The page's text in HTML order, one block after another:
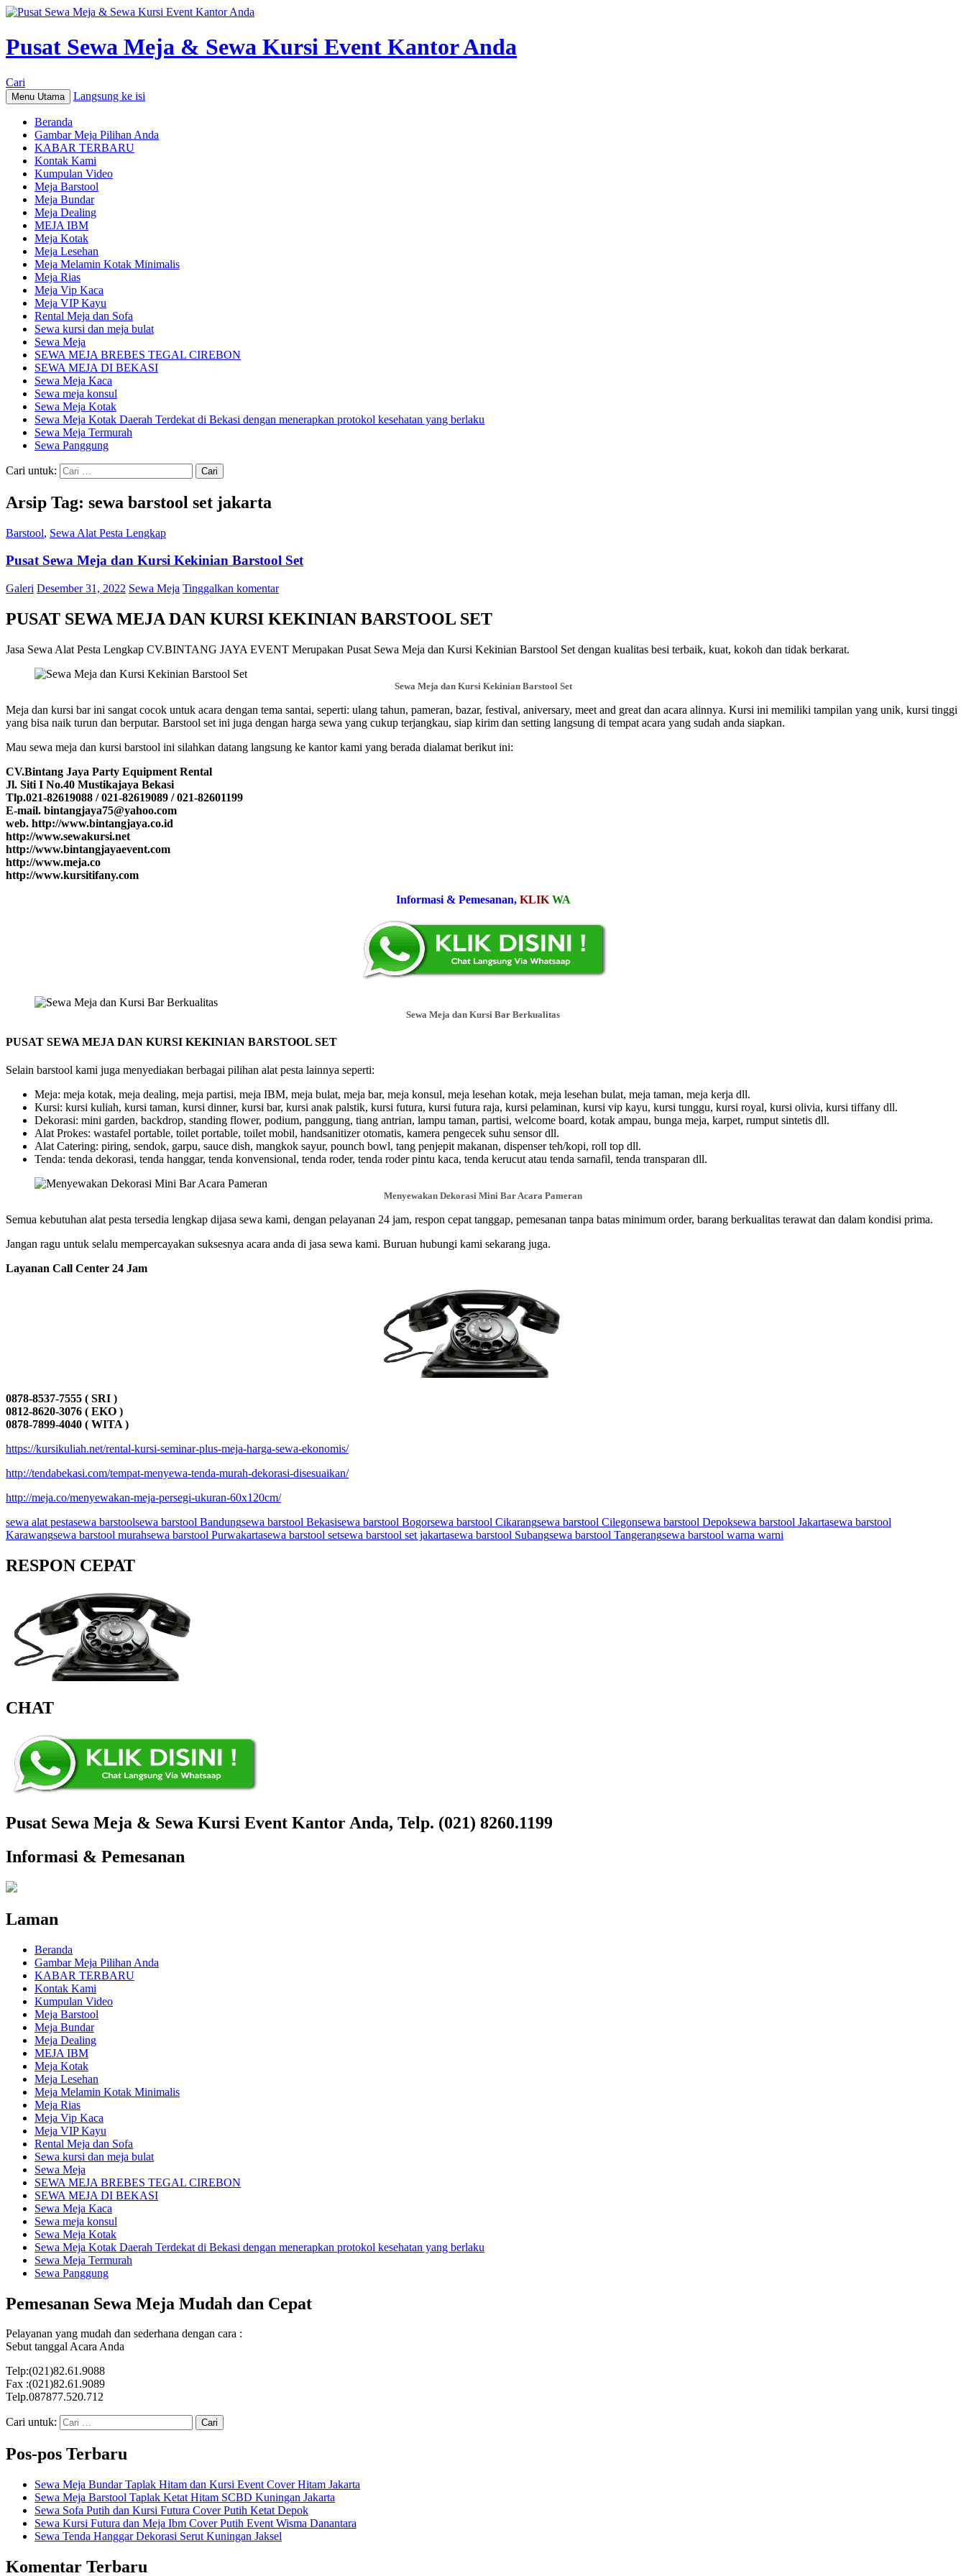
Pusat Sewa Meja & Sewa Kursi Event Kantor Anda
Cari
Menu Utama Langsung ke isi
Beranda
Gambar Meja Pilihan Anda
KABAR TERBARU
Kontak Kami
Kumpulan Video
Meja Barstool
Meja Bundar
Meja Dealing
MEJA IBM
Meja Kotak
Meja Lesehan
Meja Melamin Kotak Minimalis
Meja Rias
Meja Vip Kaca
Meja VIP Kayu
Rental Meja dan Sofa
Sewa kursi dan meja bulat
Sewa Meja
SEWA MEJA BREBES TEGAL CIREBON
SEWA MEJA DI BEKASI
Sewa Meja Kaca
Sewa meja konsul
Sewa Meja Kotak
Sewa Meja Kotak Daerah Terdekat di Bekasi dengan menerapkan protokol kesehatan yang berlaku
Sewa Meja Termurah
Sewa Panggung
Cari untuk:
Arsip Tag: sewa barstool set jakarta
Barstool, Sewa Alat Pesta Lengkap
Pusat Sewa Meja dan Kursi Kekinian Barstool Set
Galeri Desember 31, 2022 Sewa Meja Tinggalkan komentar
PUSAT SEWA MEJA DAN KURSI KEKINIAN BARSTOOL SET
Jasa Sewa Alat Pesta Lengkap CV.BINTANG JAYA EVENT Merupakan Pusat Sewa Meja dan Kursi Kekinian Barstool Set dengan kualitas besi terbaik, kuat, kokoh dan tidak berkarat.
Sewa Meja dan Kursi Kekinian Barstool Set
Meja dan kursi bar ini sangat cocok untuk acara dengan tema santai, seperti: ulang tahun, pameran, bazar, festival, aniversary, meet and great dan acara alinnya. Kursi ini memiliki tampilan yang unik, kursi tinggi
yang bisa naik turun dan berputar. Barstool set ini juga dengan harga sewa yang cukup terjangkau, siap kirim dan setting langsung di tempat acara yang sudah anda siapkan.
Mau sewa meja dan kursi barstool ini silahkan datang langsung ke kantor kami yang berada dialamat berikut ini:
CV.Bintang Jaya Party Equipment Rental
Jl. Siti I No.40 Mustikajaya Bekasi
Tlp.021-82619088 / 021-82619089 / 021-82601199
E-mail. bintangjaya75@yahoo.com
web. http://www.bintangjaya.co.id
http://www.sewakursi.net
http://www.bintangjayaevent.com
http://www.meja.co
http://www.kursitifany.com
Informasi & Pemesanan, KLIK WA
Sewa Meja dan Kursi Bar Berkualitas
PUSAT SEWA MEJA DAN KURSI KEKINIAN BARSTOOL SET
Selain barstool kami juga menyediakan berbagai pilihan alat pesta lainnya seperti:
Meja: meja kotak, meja dealing, meja partisi, meja IBM, meja bulat, meja bar, meja konsul, meja lesehan kotak, meja lesehan bulat, meja taman, meja kerja dll.
Kursi: kursi kuliah, kursi taman, kursi dinner, kursi bar, kursi anak palstik, kursi futura, kursi futura raja, kursi pelaminan, kursi vip kayu, kursi tunggu, kursi royal, kursi olivia, kursi tiffany dll.
Dekorasi: mini garden, backdrop, standing flower, podium, panggung, tiang antrian, lampu taman, partisi, welcome board, kotak ampau, bunga meja, karpet, rumput sintetis dll.
Alat Prokes: wastafel portable, toilet portable, toilet mobil, handsanitizer otomatis, kamera pengecek suhu sensor dll.
Alat Catering: piring, sendok, garpu, sauce dish, mangkok sayur, pounch bowl, tang penjepit makanan, dispenser teh/kopi, roll top dll.
Tenda: tenda dekorasi, tenda hanggar, tenda konvensional, tenda roder, tenda roder pintu kaca, tenda kerucut atau tenda sarnafil, tenda transparan dll.
Menyewakan Dekorasi Mini Bar Acara Pameran
Semua kebutuhan alat pesta tersedia lengkap dijasa sewa kami, dengan pelayanan 24 jam, respon cepat tanggap, pemesanan tanpa batas minimum order, barang berkualitas terawat dan dalam kondisi prima.
Jangan ragu untuk selalu mempercayakan suksesnya acara anda di jasa sewa kami. Buruan hubungi kami sekarang juga.
Layanan Call Center 24 Jam
0878-8537-7555 ( SRI )
0812-8620-3076 ( EKO )
0878-7899-4040 ( WITA )
https://kursikuliah.net/rental-kursi-seminar-plus-meja-harga-sewa-ekonomis/
http://tendabekasi.com/tempat-menyewa-tenda-murah-dekorasi-disesuaikan/
http://meja.co/menyewakan-meja-persegi-ukuran-60x120cm/
sewa alat pestasewa barstoolsewa barstool Bandungsewa barstool Bekasisewa barstool Bogorsewa barstool Cikarangsewa barstool Cilegonsewa barstool Depoksewa barstool Jakartasewa barstool
Karawangsewa barstool murahsewa barstool Purwakartasewa barstool setsewa barstool set jakartasewa barstool Subangsewa barstool Tangerangsewa barstool warna warni
RESPON CEPAT
CHAT
Pusat Sewa Meja & Sewa Kursi Event Kantor Anda, Telp. (021) 8260.1199
Informasi & Pemesanan
Laman
Beranda
Gambar Meja Pilihan Anda
KABAR TERBARU
Kontak Kami
Kumpulan Video
Meja Barstool
Meja Bundar
Meja Dealing
MEJA IBM
Meja Kotak
Meja Lesehan
Meja Melamin Kotak Minimalis
Meja Rias
Meja Vip Kaca
Meja VIP Kayu
Rental Meja dan Sofa
Sewa kursi dan meja bulat
Sewa Meja
SEWA MEJA BREBES TEGAL CIREBON
SEWA MEJA DI BEKASI
Sewa Meja Kaca
Sewa meja konsul
Sewa Meja Kotak
Sewa Meja Kotak Daerah Terdekat di Bekasi dengan menerapkan protokol kesehatan yang berlaku
Sewa Meja Termurah
Sewa Panggung
Pemesanan Sewa Meja Mudah dan Cepat
Pelayanan yang mudah dan sederhana dengan cara :
Sebut tanggal Acara Anda
Telp:(021)82.61.9088
Fax :(021)82.61.9089
Telp.087877.520.712
Cari untuk:
Pos-pos Terbaru
Sewa Meja Bundar Taplak Hitam dan Kursi Event Cover Hitam Jakarta
Sewa Meja Barstool Taplak Ketat Hitam SCBD Kuningan Jakarta
Sewa Sofa Putih dan Kursi Futura Cover Putih Ketat Depok
Sewa Kursi Futura dan Meja Ibm Cover Putih Event Wisma Danantara
Sewa Tenda Hanggar Dekorasi Serut Kuningan Jaksel
Komentar Terbaru